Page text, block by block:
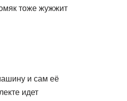
тоже жужжит
и сам её
идет